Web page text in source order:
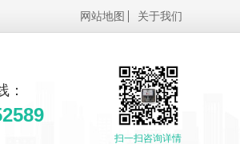
网站地图 关于我们
扫一扫咨询详情
：